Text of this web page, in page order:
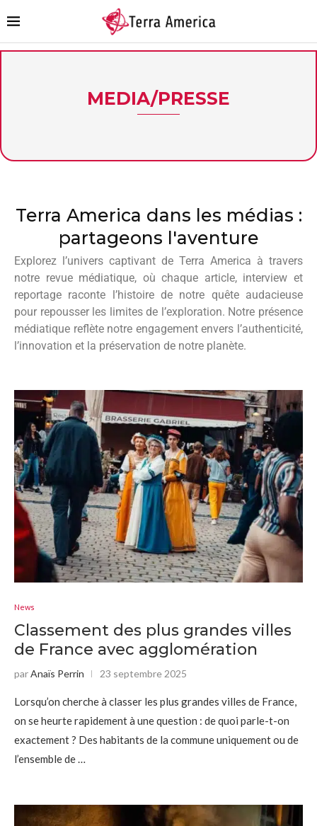
MEDIA/PRESSE
Terra America dans les médias :
partageons l'aventure
Explorez l’univers captivant de Terra America à travers
notre revue médiatique, où chaque article, interview et
reportage raconte l’histoire de notre quête audacieuse
pour repousser les limites de l’exploration. Notre présence
médiatique reflète notre engagement envers l’authenticité,
l’innovation et la préservation de notre planète.
News
Classement des plus grandes villes
de France avec agglomération
parAnaïs Perrin 23 septembre 2025
Lorsqu’on cherche à classer les plus grandes villes de France,
on se heurte rapidement à une question : de quoi parle-t-on
exactement ? Des habitants de la commune uniquement ou de
l’ensemble de …